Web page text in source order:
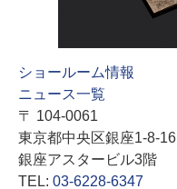
ショールーム情報
ニュース一覧
〒 104-0061
東京都中央区銀座1-8-16
銀座アスタービル3階
TEL: 03-6228-6347